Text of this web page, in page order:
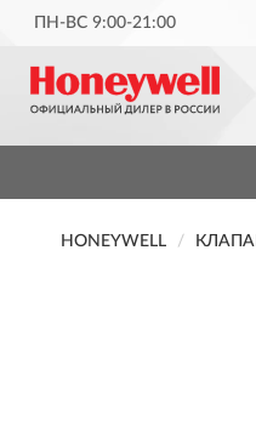
ПН-ВС 9:00-21:00
HONEYWELL